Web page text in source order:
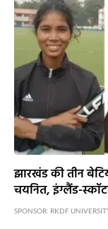
झारखंड की तीन
चयनित, इंग्लैंड-
SPONSOR: RKDF